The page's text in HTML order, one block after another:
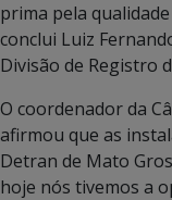
prima pela
conclui Luiz
Divisão de Registro
O coordenador da
afirmou que as
Detran de Mato
hoje nós tivemos a